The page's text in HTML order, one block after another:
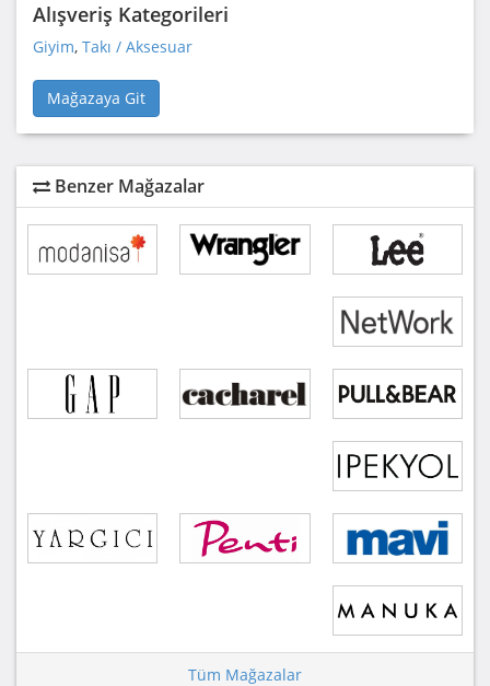
Alışveriş Kategorileri
Giyim, Takı / Aksesuar
Mağazaya Git
Benzer Mağazalar
Tüm Mağazalar